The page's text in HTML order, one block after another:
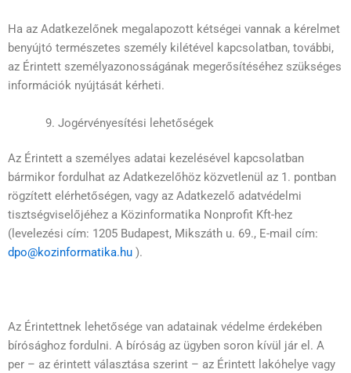
Ha az Adatkezelőnek megalapozott kétségei vannak a kérelmet
benyújtó természetes személy kilétével kapcsolatban, további,
az Érintett személyazonosságának megerősítéséhez szükséges
információk nyújtását kérheti.
Jogérvényesítési lehetőségek
Az Érintett a személyes adatai kezelésével kapcsolatban
bármikor fordulhat az Adatkezelőhöz közvetlenül az 1. pontban
rögzített elérhetőségen, vagy az Adatkezelő adatvédelmi
tisztségviselőjéhez a Közinformatika Nonprofit Kft-hez
(levelezési cím: 1205 Budapest, Mikszáth u. 69., E-mail cím:
dpo@kozinformatika.hu ).
Az Érintettnek lehetősége van adatainak védelme érdekében
bírósághoz fordulni. A bíróság az ügyben soron kívül jár el. A
per – az érintett választása szerint – az Érintett lakóhelye vagy